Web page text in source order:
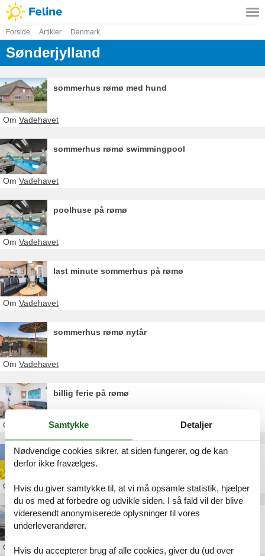
Forside Artikler Danmark
Sønderjylland
sommerhus rømø med hund
Om Vadehavet
sommerhus rømø swimmingpool
Om Vadehavet
poolhuse på rømø
Om Vadehavet
last minute sommerhus på rømø
Om Vadehavet
sommerhus rømø nytår
Om Vadehavet
billig ferie på rømø
Om Vadehavet
Sommerhus i Hjerpsted
OmHjerpsted
Sommerhus ved Halk Strand
OmHalk Strand
Samtykke Detaljer
Nødvendige cookies sikrer, at siden fungerer, og de kan
derfor ikke fravælges.
Hvis du giver samtykke til, at vi må opsamle statistik, hjælper
du os med at forbedre og udvikle siden. I så fald vil der blive
videresendt anonymiserede oplysninger til vores
underleverandører.
Hvis du accepterer brug af alle cookies, giver du (ud over